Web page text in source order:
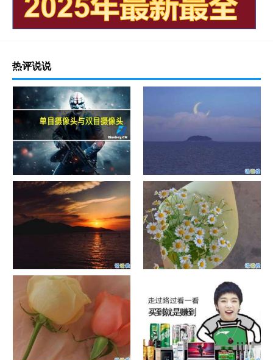
热评说说
单目摄像头与双目摄像头
晚安励志语录带图片 晚安心语
励志鸡汤
日出文案温柔句子 看日出的微
信说说配图
晒风景照的唯美说说配图 适合
发风景的朋友圈文案